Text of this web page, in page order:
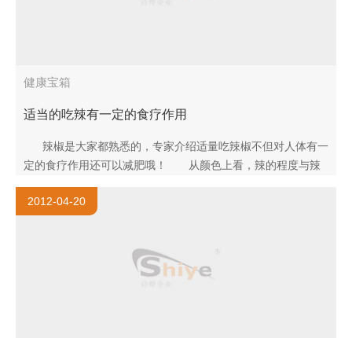
健康宝箱
适当的吃辣有一定的食疗作用
辣椒是大家都熟悉的，专家介绍适量吃辣椒不但对人体有一
定的食疗作用还可以减肥哦！ 从颜色上看，辣的程度与辣
椒的颜色有一定..
2012-04-20